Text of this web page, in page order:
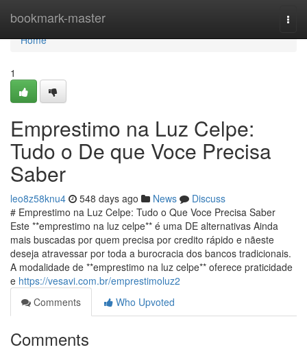
bookmark-master
Home
Home
1
Emprestimo na Luz Celpe:
Tudo o De que Voce Precisa
Saber
leo8z58knu4 548 days ago News
Discuss
# Emprestimo na Luz Celpe: Tudo o Que Voce Precisa Saber
Este **emprestimo na luz celpe** é uma DE alternativas Ainda
mais buscadas por quem precisa por credito rápido e nãeste
deseja atravessar por toda a burocracia dos bancos tradicionais.
A modalidade de **emprestimo na luz celpe** oferece praticidade
e https://vesavi.com.br/emprestimoluz2
Comments
Who Upvoted
Comments